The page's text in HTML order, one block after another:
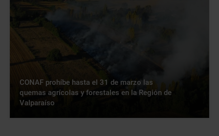
CONAF prohíbe hasta el 31 de marzo las
quemas agrícolas y forestales en la Región de
Valparaíso